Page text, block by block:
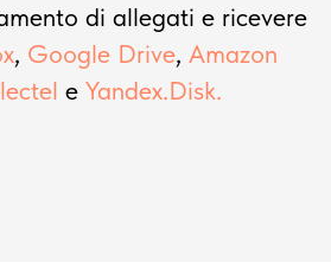
di allegati e ricevere
, Google Drive, Amazon
e Yandex.Disk.